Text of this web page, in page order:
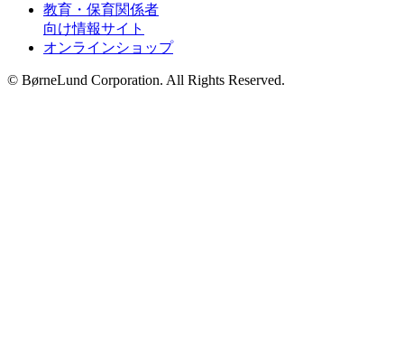
教育・保育関係者
向け情報サイト
オンラインショップ
© BørneLund Corporation. All Rights Reserved.